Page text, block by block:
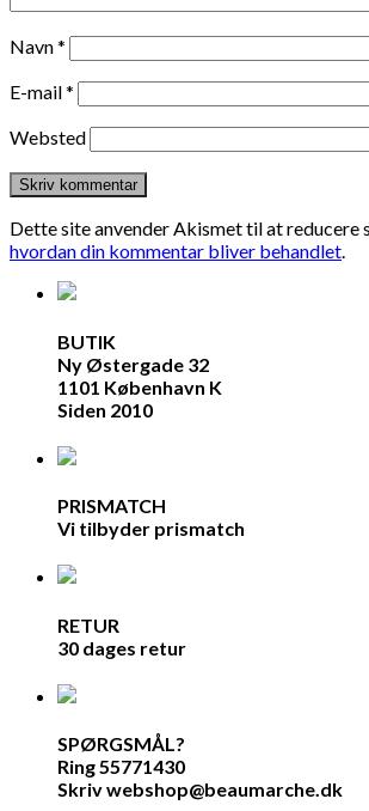
Navn*
E-mail*
Websted
Dette site anvender Akismet til at reducere
hvordan din kommentar bliver behandlet.
BUTIK
Ny Østergade 32
1101 København K
Siden 2010
PRISMATCH
Vi tilbyder prismatch
RETUR
30 dages retur
SPØRGSMÅL?
Ring 55771430
Skriv webshop@beaumarche.dk